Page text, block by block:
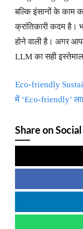
बल्कि इंसानों के काम
क्रांतिकारी कदम है।
होने वाली है। अगर
LLM का सही
Eco-friendly
में ‘Eco-friendly’
Share on